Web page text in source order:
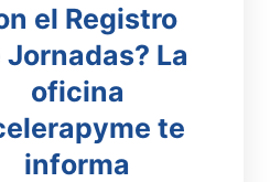
el Registro
Jornadas? La
oficina
te
informa